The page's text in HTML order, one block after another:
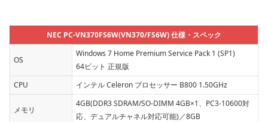
NEC PC-VN370FS6W(VN370/FS6W) 仕様・スペック
OS
Windows 7 Home Premium Service Pack 1 (SP1)
64ビット 正規版
CPU
インテル Celeron プロセッサー B800 1.50GHz
メモリ
4GB(DDR3 SDRAM/SO-DIMM 4GB×1、PC3-10600対
応、デュアルチャネル対応可能)／8GB